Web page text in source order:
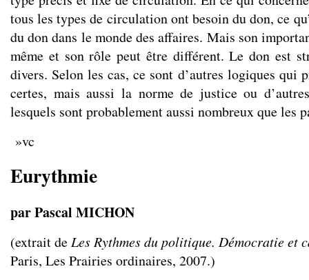
tous les types de circulation ont besoin du don, ce
du don dans le monde des affaires. Mais son
même et son rôle peut être différent. Le don est
divers. Selon les cas, ce sont d’autres logiques qui
certes, mais aussi la norme de justice ou
lesquels sont probablement aussi nombreux que les
»vc
Eurythmie
par Pascal MICHON
(extrait deLes Rythmes du politique. Démocratie et
Paris, Les Prairies ordinaires, 2007.)